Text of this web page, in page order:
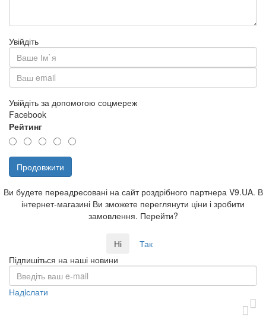
Увійдіть
Увійдіть за допомогою соцмереж
Facebook
Рейтинг
Продовжити
Ви будете переадресовані на сайт роздрібного партнера V9.UA. В
інтернет-магазині Ви зможете переглянути ціни і зробити
замовлення. Перейти?
Ні
Так
Підпишіться на наші новини
Надiслати